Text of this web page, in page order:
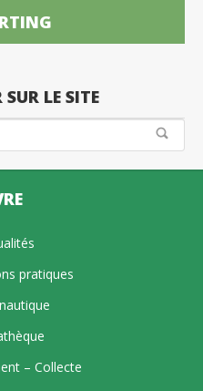
SUR LE SITE
pratiques
– Collecte